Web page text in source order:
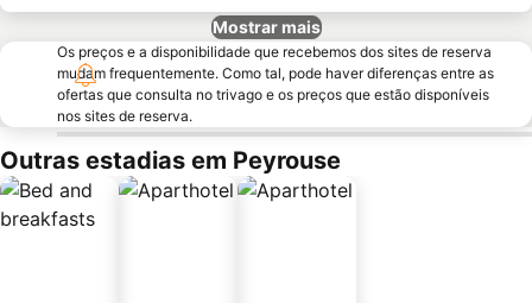
Mostrar mais
Os preços e a disponibilidade que recebemos dos sites de reserva
mudam frequentemente. Como tal, pode haver diferenças entre as
ofertas que consulta no trivago e os preços que estão disponíveis
nos sites de reserva.
Outras estadias em Peyrouse